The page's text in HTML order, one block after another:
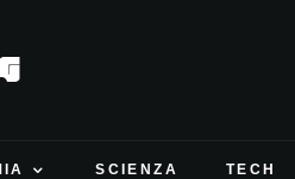
SCIENZA TECH